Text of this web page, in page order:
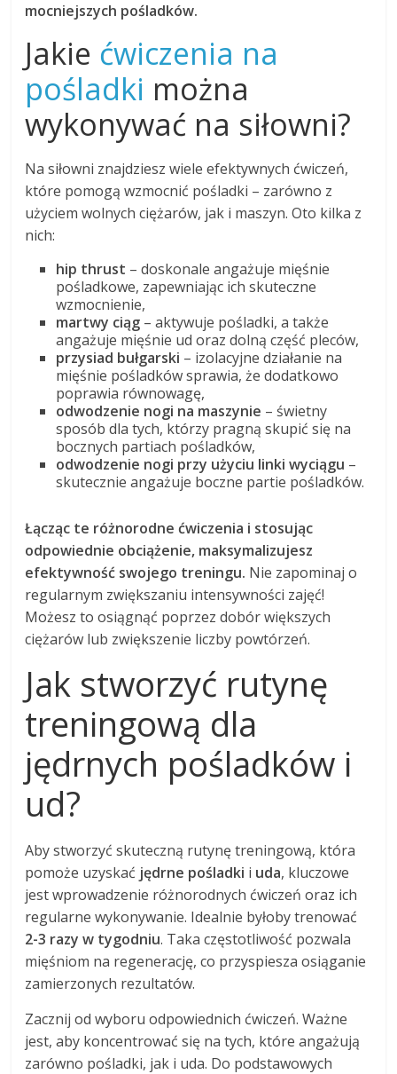
mocniejszych pośladków.
Jakie ćwiczenia na
pośladki można
wykonywać na siłowni?
Na siłowni znajdziesz wiele efektywnych ćwiczeń,
które pomogą wzmocnić pośladki – zarówno z
użyciem wolnych ciężarów, jak i maszyn. Oto kilka z
nich:
hip thrust – doskonale angażuje mięśnie
pośladkowe, zapewniając ich skuteczne
wzmocnienie,
martwy ciąg – aktywuje pośladki, a także
angażuje mięśnie ud oraz dolną część pleców,
przysiad bułgarski – izolacyjne działanie na
mięśnie pośladków sprawia, że dodatkowo
poprawia równowagę,
odwodzenie nogi na maszynie – świetny
sposób dla tych, którzy pragną skupić się na
bocznych partiach pośladków,
odwodzenie nogi przy użyciu linki wyciągu –
skutecznie angażuje boczne partie pośladków.
Łącząc te różnorodne ćwiczenia i stosując
odpowiednie obciążenie, maksymalizujesz
efektywność swojego treningu. Nie zapominaj o
regularnym zwiększaniu intensywności zajęć!
Możesz to osiągnąć poprzez dobór większych
ciężarów lub zwiększenie liczby powtórzeń.
Jak stworzyć rutynę
treningową dla
jędrnych pośladków i
ud?
Aby stworzyć skuteczną rutynę treningową, która
pomoże uzyskać jędrne pośladki i uda, kluczowe
jest wprowadzenie różnorodnych ćwiczeń oraz ich
regularne wykonywanie. Idealnie byłoby trenować
2-3 razy w tygodniu. Taka częstotliwość pozwala
mięśniom na regenerację, co przyspiesza osiąganie
zamierzonych rezultatów.
Zacznij od wyboru odpowiednich ćwiczeń. Ważne
jest, aby koncentrować się na tych, które angażują
zarówno pośladki, jak i uda. Do podstawowych